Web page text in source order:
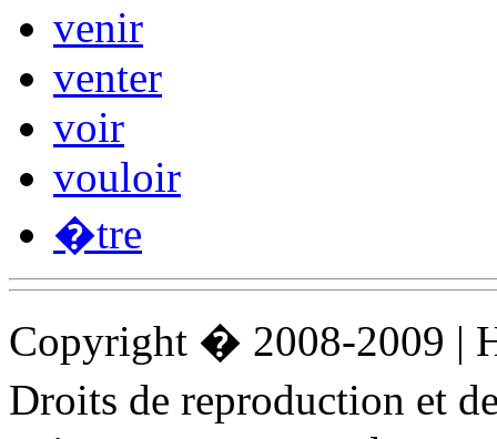
venir
venter
voir
vouloir
�tre
Copyright � 2008-2009 |
Droits de reproduction et